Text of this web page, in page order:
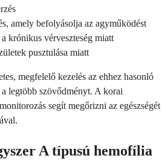
amely befolyásolja az agyműködést
krónikus vérveszteség miatt
pusztulása miatt
megfelelő kezelés az ehhez hasonló
legtöbb szövődményt. A korai
segít megőrizni az egészségét
A típusú hemofília